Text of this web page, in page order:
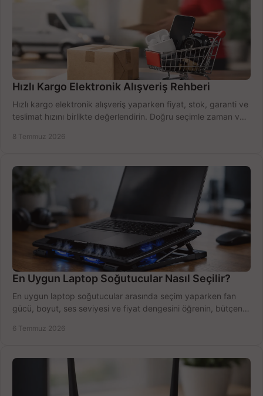
Hızlı Kargo Elektronik Alışveriş Rehberi
Hızlı kargo elektronik alışveriş yaparken fiyat, stok, garanti ve
teslimat hızını birlikte değerlendirin. Doğru seçimle zaman ve
8 Temmuz 2026
En Uygun Laptop Soğutucular Nasıl Seçilir?
En uygun laptop soğutucular arasında seçim yaparken fan
gücü, boyut, ses seviyesi ve fiyat dengesini öğrenin, bütçenizi
6 Temmuz 2026